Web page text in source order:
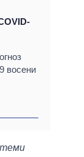
восени